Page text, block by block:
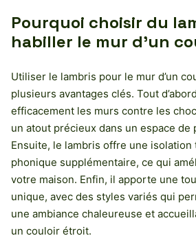
Pourquoi choisir du
habiller le mur d’un
Utiliser le lambris pour le mur d’un
plusieurs avantages clés. Tout
efficacement les murs contre les
un atout précieux dans un espace de
Ensuite, le lambris offre une
phonique supplémentaire, ce qui
votre maison. Enfin, il apporte une
unique, avec des styles variés qui
une ambiance chaleureuse et
un couloir étroit.